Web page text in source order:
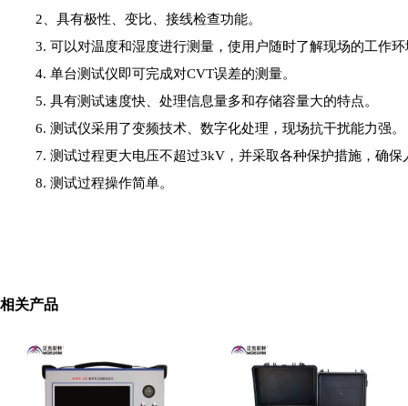
2、具有极性、变比、接线检查功能。
3. 可以对温度和湿度进行测量，使用户随时了解现场的工作环
4. 单台测试仪即可完成对CVT误差的测量。
5. 具有测试速度快、处理信息量多和存储容量大的特点。
6. 测试仪采用了变频技术、数字化处理，现场抗干扰能力强。
7. 测试过程更大电压不超过3kV，并采取各种保护措施，确保
8. 测试过程操作简单。
相关产品